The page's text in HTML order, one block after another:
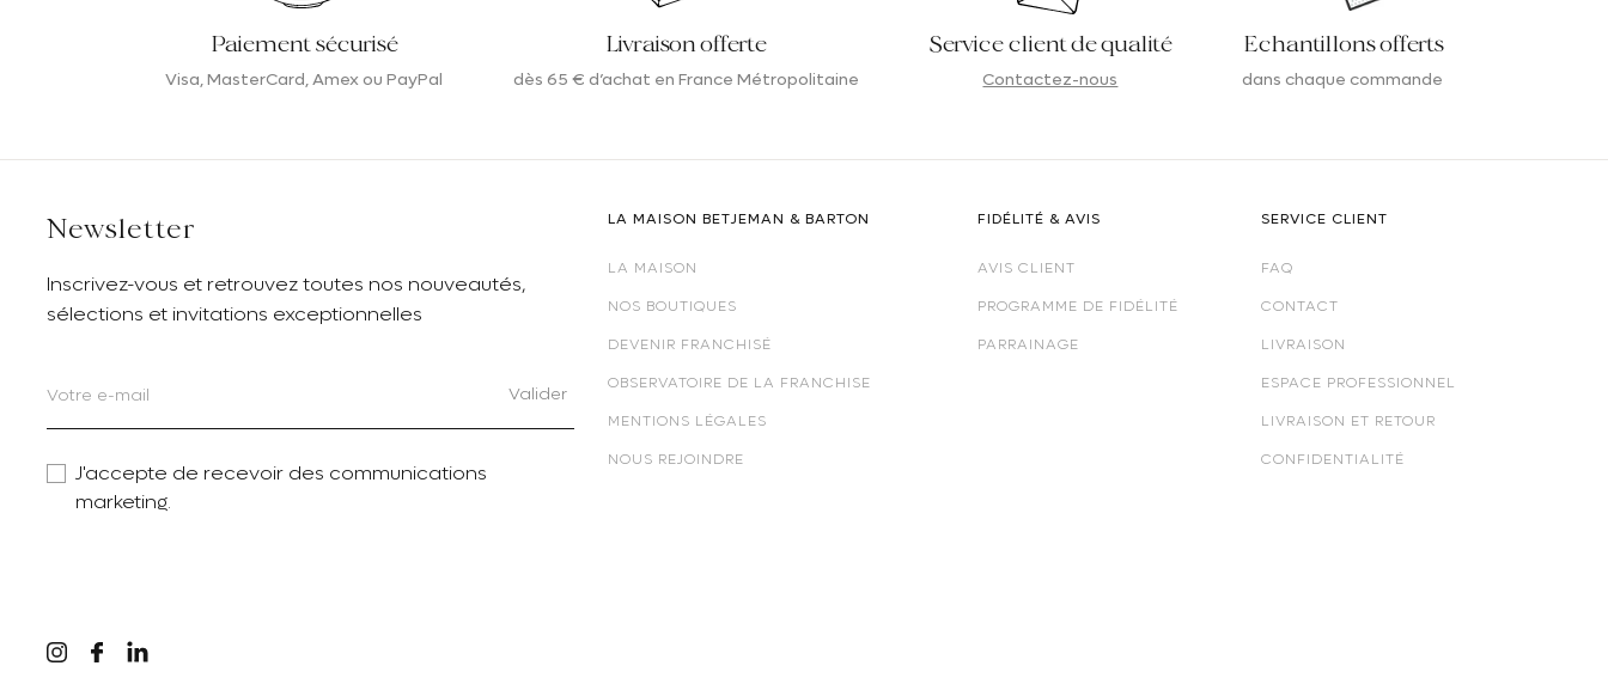
Paiement sécurisé
Visa, MasterCard, Amex ou PayPal
Livraison offerte
dès 65 € d’achat en France Métropolitaine
Service client de qualité
Contactez-nous
Echantillons offerts
dans chaque commande
Newsletter
Inscrivez-vous et retrouvez toutes nos nouveautés,
sélections et invitations exceptionnelles
Valider
J'accepte de recevoir des communications
marketing.
Instagram
Facebook
Linkedin
LA MAISON BETJEMAN & BARTON
LA MAISON
NOS BOUTIQUES
DEVENIR FRANCHISÉ
OBSERVATOIRE DE LA FRANCHISE
MENTIONS LÉGALES
NOUS REJOINDRE
FIDÉLITÉ & AVIS
AVIS CLIENT
PROGRAMME DE FIDÉLITÉ
PARRAINAGE
SERVICE CLIENT
FAQ
CONTACT
LIVRAISON
ESPACE PROFESSIONNEL
LIVRAISON ET RETOUR
CONFIDENTIALITÉ